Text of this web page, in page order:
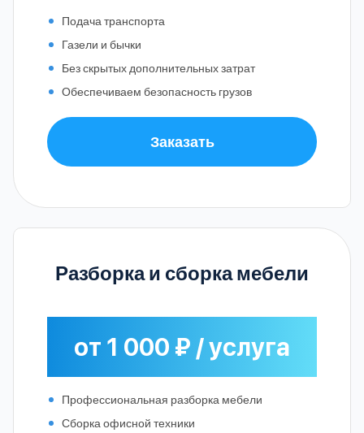
Подача транспорта
Газели и бычки
Без скрытых дополнительных затрат
Обеспечиваем безопасность грузов
Заказать
Разборка и сборка мебели
от 1 000 ₽ / услуга
Профессиональная разборка мебели
Сборка офисной техники